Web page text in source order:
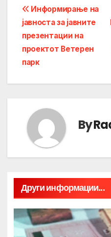
Post
navigation
Информирање на
јавноста за јавните
презентации на
проектот Ветерен
парк
By
Други информации...